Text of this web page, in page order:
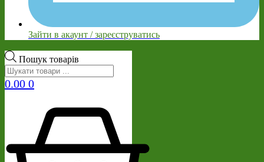
Зайти в акаунт / зареєструватись
Пошук товарів
0.00 0